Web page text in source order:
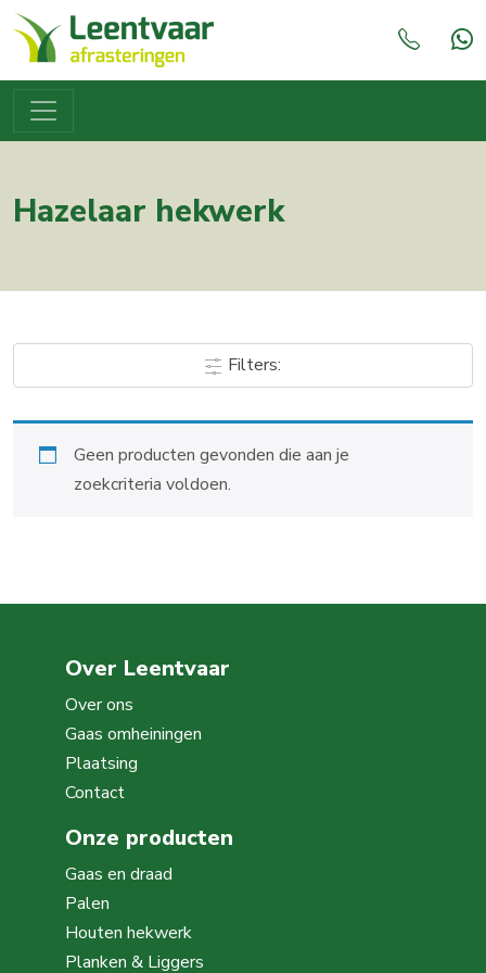
Hazelaar hekwerk
Filters:
Geen producten gevonden die aan je
zoekcriteria voldoen.
Over Leentvaar
Over ons
Gaas omheiningen
Plaatsing
Contact
Onze producten
Gaas en draad
Palen
Houten hekwerk
Planken & Liggers